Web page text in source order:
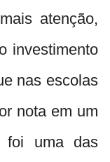
atenção,
investimento
nas escolas
nota em um
foi uma das